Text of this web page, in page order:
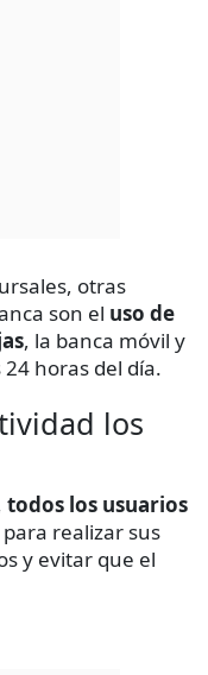
otras
son el uso de
, la banca móvil y
horas del día.
los
todos los usuarios
para realizar sus
y evitar que el